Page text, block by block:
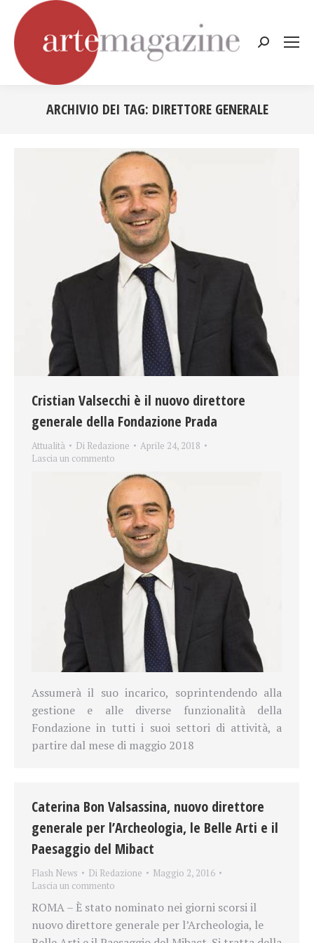
Cerca:
ARCHIVIO DEI TAG: DIRETTORE GENERALE
Cristian Valsecchi è il nuovo direttore
generale della Fondazione Prada
Attualità Di Redazione
Aprile 24, 2018
Lascia un commento
Assumerà il suo incarico, soprintendendo alla
gestione e alle diverse funzionalità della
Fondazione in tutti i suoi settori di attività, a
partire dal mese di maggio 2018
Caterina Bon Valsassina, nuovo direttore
generale per l’Archeologia, le Belle Arti e il
Paesaggio del Mibact
Flash News Di Redazione
Maggio 2, 2016
Lascia un commento
ROMA – È stato nominato nei giorni scorsi il
nuovo direttore generale per l’Archeologia, le